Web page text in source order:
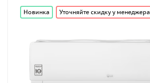
Новинка Уточняйте скидку у менеджера